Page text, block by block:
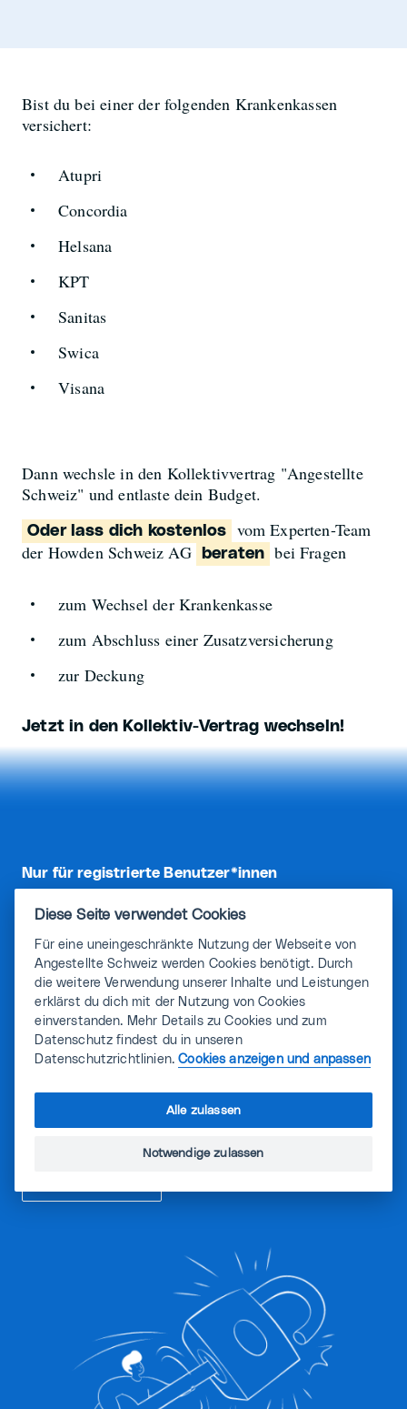
Bist du bei einer der folgenden Krankenkassen
versichert:
Atupri
Concordia
Helsana
KPT
Sanitas
Swica
Visana
Dann wechsle in den Kollektivvertrag "Angestellte
Schweiz" und entlaste dein Budget.
Oder lass dich kostenlos
vom Experten-Team
der Howden Schweiz AG
beraten bei Fragen
zum Wechsel der Krankenkasse
zum Abschluss einer Zusatzversicherung
zur Deckung
Jetzt in den Kollektiv-Vertrag wechseln!
Nur für registrierte Benutzer*innen
Registriere dich, um diesen
und weitere Inhalte und
Vorteile freizuschalten.
Du musst registriert sein, um auf diese Inhalte
zugreifen zu können.
STANDARD Mitgliedschaft
abschliessen
Diese Seite verwendet Cookies
Für eine uneingeschränkte Nutzung der Webseite von
Angestellte Schweiz werden Cookies benötigt. Durch
die weitere Verwendung unserer Inhalte und Leistungen
erklärst du dich mit der Nutzung von Cookies
einverstanden. Mehr Details zu Cookies und zum
Datenschutz findest du in unseren
Datenschutzrichtlinien.Cookies anzeigen und anpassen
Alle zulassen
Notwendige zulassen